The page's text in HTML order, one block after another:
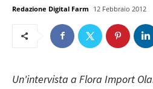
Redazione Digital Farm 12 Febbraio 2012
Un'intervista a Flora Import